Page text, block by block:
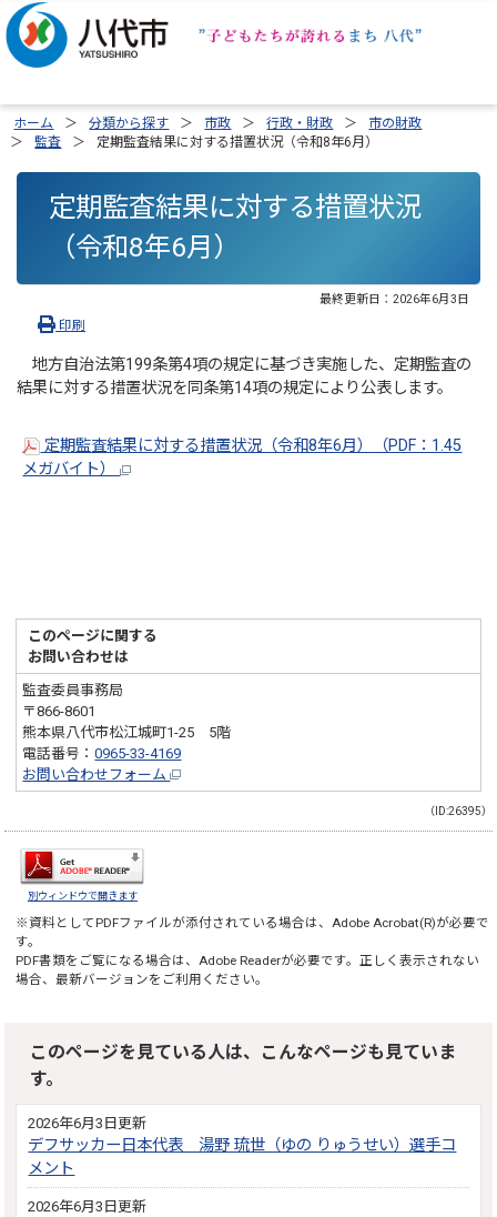
ホーム 分類から探す 市政 行政・財政
市の財政
監査
定期監査結果に対する措置状況（令和8年6月）
定期監査結果に対する措置状況
（令和8年6月）
最終更新日： 2026年6月3日
印刷
地方自治法第199条第4項の規定に基づき実施した、定期監査の
結果に対する措置状況を同条第14項の規定により公表します。
定期監査結果に対する措置状況（令和8年6月）（PDF：1.45
メガバイト）
このページに関する
お問い合わせは
監査委員事務局
〒866-8601
熊本県八代市松江城町1-25 5階
電話番号：0965-33-4169
お問い合わせフォーム
（ID:26395）
別ウィンドウで開きます
※資料としてPDFファイルが添付されている場合は、 Adobe Acrobat(R)が必要で
す。
PDF書類をご覧になる場合は、 Adobe Readerが必要です。正しく表示されない
場合、最新バージョンをご利用ください。
このページを見ている人は、こんなページも見ていま
す。
2026年6月3日更新
デフサッカー日本代表 湯野 琉世（ゆの りゅうせい）選手コ
メント
2026年6月3日更新